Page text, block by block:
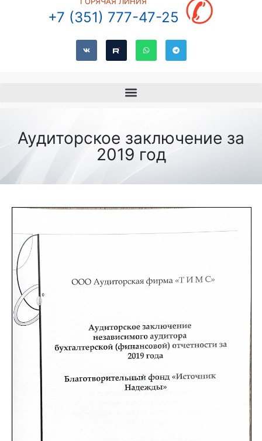
+7 (351) 777-47-25 ✆
Аудиторское заключение за
2019 год